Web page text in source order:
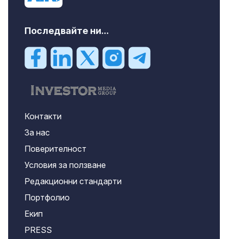
Последвайте ни...
Контакти
За нас
Поверителност
Условия за ползване
Редакционни стандарти
Портфолио
Екип
PRESS